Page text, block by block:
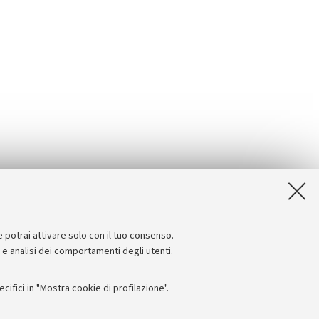
attivare solo con il tuo consenso.
analisi dei comportamenti degli utenti.
in "Mostra cookie di profilazione".